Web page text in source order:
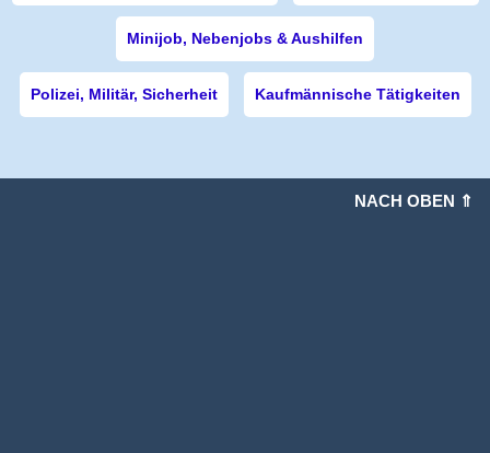
Minijob, Nebenjobs & Aushilfen
Polizei, Militär, Sicherheit Kaufmännische Tätigkeiten
NACH OBEN ⇑